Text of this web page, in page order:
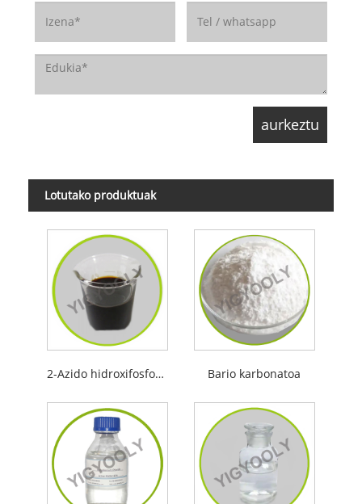
Lotutako produktuak
2-Azido hidroxifosfonoacetikoa Bario karbonatoa